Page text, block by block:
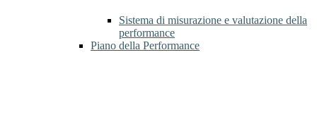
Sistema di misurazione e valutazione della
performance
Piano della Performance